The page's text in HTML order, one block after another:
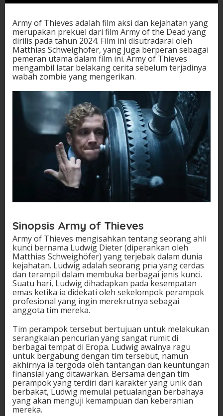
Army of Thieves adalah film aksi dan kejahatan yang
merupakan prekuel dari film Army of the Dead yang
dirilis pada tahun 2024. Film ini disutradarai oleh
Matthias Schweighöfer, yang juga berperan sebagai
pemeran utama dalam film ini. Army of Thieves
mengambil latar belakang cerita sebelum terjadinya
wabah zombie yang mengerikan.
Sinopsis Army of Thieves
Army of Thieves mengisahkan tentang seorang ahli
kunci bernama Ludwig Dieter (diperankan oleh
Matthias Schweighöfer) yang terjebak dalam dunia
kejahatan. Ludwig adalah seorang pria yang cerdas
dan terampil dalam membuka berbagai jenis kunci.
Suatu hari, Ludwig dihadapkan pada kesempatan
emas ketika ia didekati oleh sekelompok perampok
profesional yang ingin merekrutnya sebagai
anggota tim mereka.
Tim perampok tersebut bertujuan untuk melakukan
serangkaian pencurian yang sangat rumit di
berbagai tempat di Eropa. Ludwig awalnya ragu
untuk bergabung dengan tim tersebut, namun
akhirnya ia tergoda oleh tantangan dan keuntungan
finansial yang ditawarkan. Bersama dengan tim
perampok yang terdiri dari karakter yang unik dan
berbakat, Ludwig memulai petualangan berbahaya
yang akan menguji kemampuan dan keberanian
mereka.